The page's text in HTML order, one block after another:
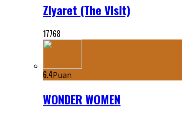
Ziyaret (The Visit)
17768
6.4Puan
WONDER WOMEN